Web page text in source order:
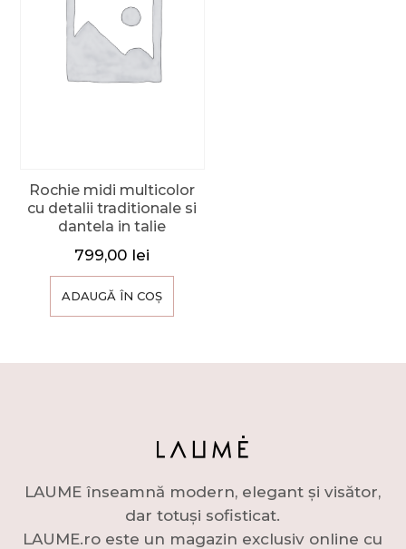
Rochie midi multicolor
cu detalii traditionale si
dantela in talie
799,00 lei
ADAUGĂ ÎN COȘ
LAUME înseamnă modern, elegant și visător,
dar totuși sofisticat.
LAUME.ro este un magazin exclusiv online cu